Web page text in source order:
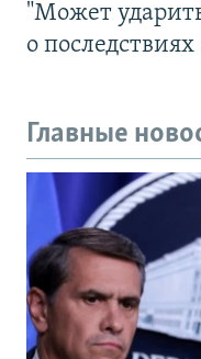
"Может
о
Главные